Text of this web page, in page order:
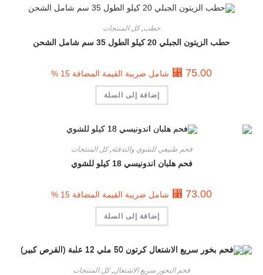
حطب,كل المنتجات
حطب الزيتون الجبلي 20 كيلو الطول 35 سم شامل الشحن
⃁ 75.00 شامل ضريبة القيمة المضافة 15 %
إضافة إلى السلة
فحم طبيعي للشوي والتدفئة,كل المنتجات
فحم هلبان اندونيسي 18 كيلو للشوي
⃁ 73.00 شامل ضريبة القيمة المضافة 15 %
إضافة إلى السلة
فحم البخور سريع الاشتعال ,كل المنتجات